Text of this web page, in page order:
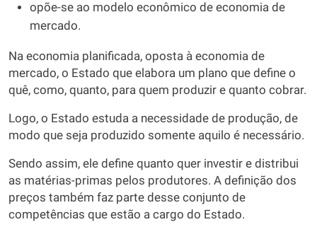
opõe-se ao modelo econômico de economia de
mercado.
Na economia planificada, oposta à economia de
mercado, o Estado que elabora um plano que define o
quê, como, quanto, para quem produzir e quanto cobrar.
Logo, o Estado estuda a necessidade de produção, de
modo que seja produzido somente aquilo é necessário.
Sendo assim, ele define quanto quer investir e distribui
as matérias-primas pelos produtores. A definição dos
preços também faz parte desse conjunto de
competências que estão a cargo do Estado.